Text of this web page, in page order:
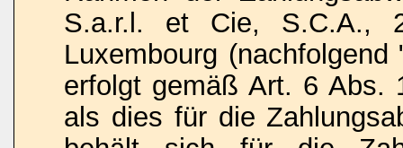
S.a.r.l. et Cie, S.C.A.,
Luxembourg
erfolgt gemäß Art. 6 Abs.
als dies für die